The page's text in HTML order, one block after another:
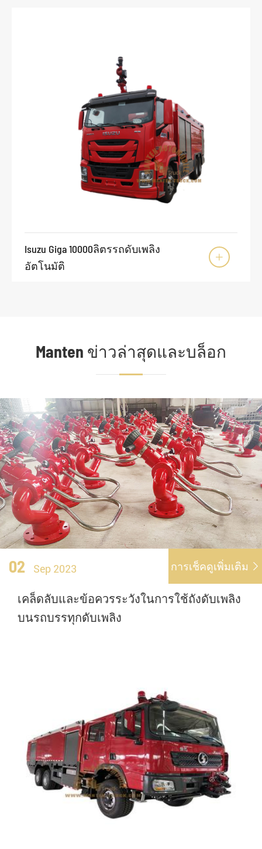
Isuzu Giga 10000ลิตรรถดับเพลิง
อัตโนมัติ

Manten ข่าวล่าสุดและบล็อก
02 Sep 2023 การเช็คดูเพิ่มเติม 
เคล็ดลับและข้อควรระวังในการใช้ถังดับเพลิง
บนรถบรรทุกดับเพลิง